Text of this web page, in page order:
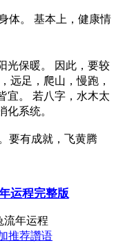
体。 基本上，健康情
光保暖。 因此，要较
远足，爬山，慢跑，
宜。 若八字，水木太
化系统。
要有成就，飞黄腾
运程完整版
流年运程
推荐讚语